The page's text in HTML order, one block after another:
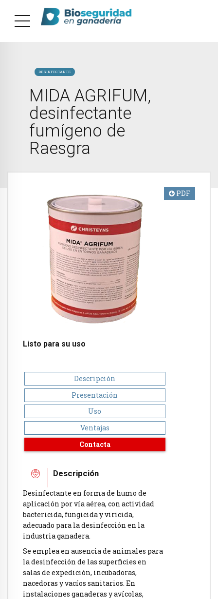
DESINFECTANTE
MIDA AGRIFUM,
desinfectante
fumígeno de
Raesgra
PDF
Listo para su uso
Descripción
Presentación
Uso
Ventajas
Contacta
Descripción
Desinfectante en forma de humo de
aplicación por vía aérea, con actividad
bactericida, fungicida y viricida,
adecuado para la desinfección en la
industria ganadera.
Se emplea en ausencia de animales para
la desinfección de las superficies en
salas de expedición, incubadoras,
nacedoras y vacíos sanitarios. En
instalaciones ganaderas y avícolas,